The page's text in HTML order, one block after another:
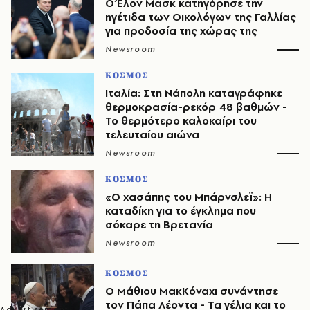
Ο Έλον Μασκ κατηγόρησε την
ηγέτιδα των Οικολόγων της Γαλλίας
για προδοσία της χώρας της
Newsroom
ΚΟΣΜΟΣ
Ιταλία: Στη Νάπολη καταγράφηκε
θερμοκρασία-ρεκόρ 48 βαθμών -
To θερμότερο καλοκαίρι του
τελευταίου αιώνα
Newsroom
ΚΟΣΜΟΣ
«Ο χασάπης του Μπάρνσλεϊ»: Η
καταδίκη για το έγκλημα που
σόκαρε τη Βρετανία
Newsroom
ΚΟΣΜΟΣ
Ο Μάθιου ΜακΚόναχι συνάντησε
τον Πάπα Λέοντα - Τα γέλια και το